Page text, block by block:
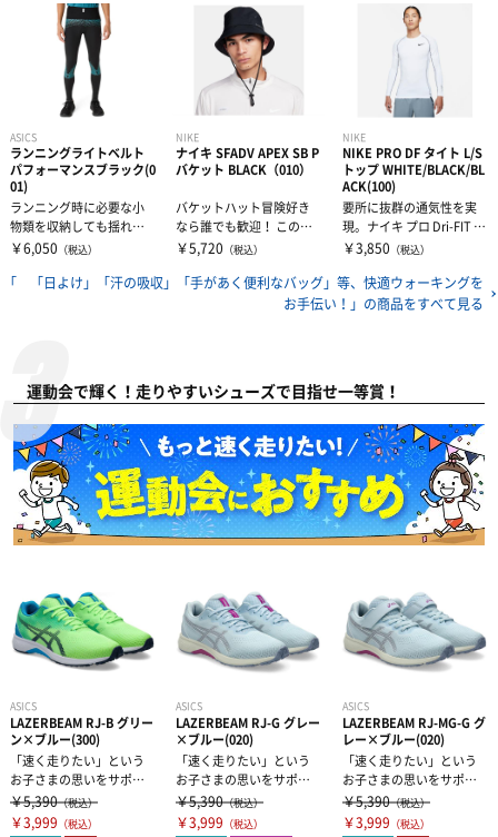
ASICS
ランニングライトベルト
パフォーマンスブラック(0
01)
ランニング時に必要な小
物類を収納しても揺れに
くいランニングベルトで
￥6,050 （税込）
NIKE
ナイキ SFADV APEX SB P
バケット BLACK（010）
バケットハット冒険好き
なら誰でも歓迎！ この中
程度の深さのアペックス
￥5,720 （税込）
NIKE
NIKE PRO DF タイト L/S
トップ WHITE/BLACK/BL
ACK(100)
要所に抜群の通気性を実
現。ナイキ プロ Dri-FIT ト
ップスは、通気性に優れ...
￥3,850 （税込）
「 「日よけ」「汗の吸収」「手があく便利なバッグ」等、快適ウォーキングを
お手伝い！」の商品をすべて見る
運動会で輝く！走りやすいシューズで目指せ一等賞！
ASICS
LAZERBEAM RJ-B グリー
ン×ブルー(300)
「速く走りたい」という
お子さまの思いをサポー
ト。男児向けランニング
モデル（ヒモ靴...
￥5,390（税込）
￥3,999 （税込）
ASICS
LAZERBEAM RJ-G グレー
×ブルー(020)
「速く走りたい」という
お子さまの思いをサポー
ト。女児向けランニング
モデル（ヒモ靴...
￥5,390（税込）
￥3,999 （税込）
ASICS
LAZERBEAM RJ-MG-G グ
レー×ブルー(020)
「速く走りたい」という
お子さまの思いをサポー
ト。女児向けランニング
モデル（ゴムヒ...
￥5,390（税込）
￥3,999 （税込）